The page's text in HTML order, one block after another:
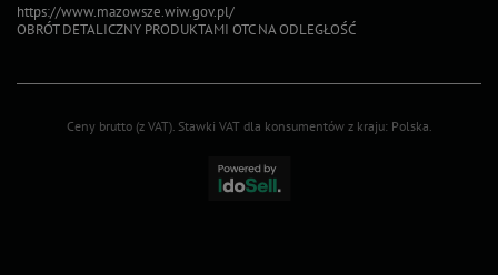
https://www.mazowsze.wiw.gov.pl/
OBRÓT DETALICZNY PRODUKTAMI OTC NA ODLEGŁOŚĆ
Ceny brutto (z VAT). Stawki VAT dla konsumentów z kraju: Polska